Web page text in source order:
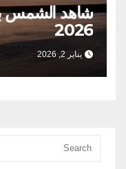
2026
يناير 2, 2026